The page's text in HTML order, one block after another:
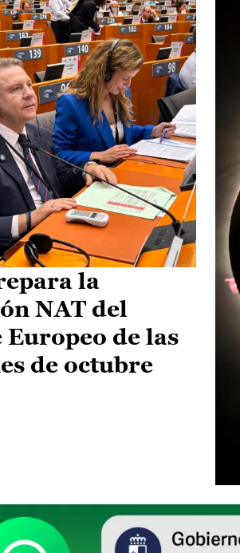
la
NAT del
Europeo de las
de octubre